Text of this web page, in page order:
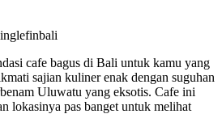
cafe bagus di Bali untuk kamu yang
sajian kuliner enak dengan suguhan
Uluwatu yang eksotis. Cafe ini
lokasinya pas banget untuk melihat